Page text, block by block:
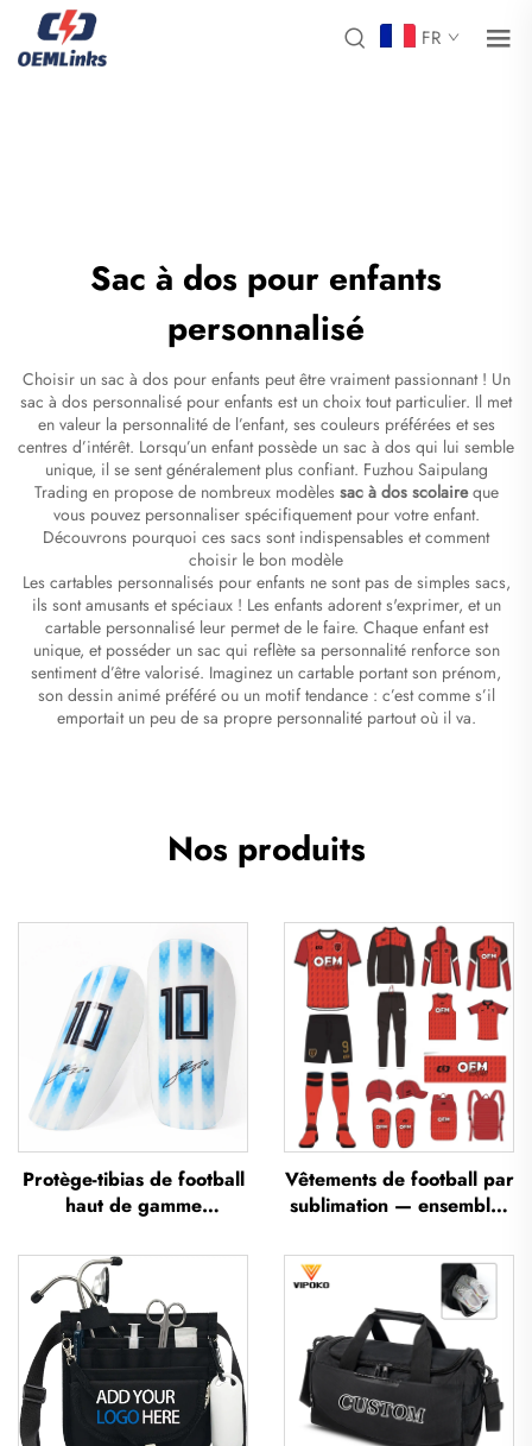
FR
Sac à dos pour enfants
personnalisé
Choisir un sac à dos pour enfants peut être vraiment passionnant ! Un
sac à dos personnalisé pour enfants est un choix tout particulier. Il met
en valeur la personnalité de l’enfant, ses couleurs préférées et ses
centres d’intérêt. Lorsqu’un enfant possède un sac à dos qui lui semble
unique, il se sent généralement plus confiant. Fuzhou Saipulang
Trading en propose de nombreux modèles sac à dos scolaireque
vous pouvez personnaliser spécifiquement pour votre enfant.
Découvrons pourquoi ces sacs sont indispensables et comment
choisir le bon modèle
Les cartables personnalisés pour enfants ne sont pas de simples sacs,
ils sont amusants et spéciaux ! Les enfants adorent s'exprimer, et un
cartable personnalisé leur permet de le faire. Chaque enfant est
unique, et posséder un sac qui reflète sa personnalité renforce son
sentiment d’être valorisé. Imaginez un cartable portant son prénom,
son dessin animé préféré ou un motif tendance : c’est comme s’il
emportait un peu de sa propre personnalité partout où il va.
Nos produits
Protège-tibias de football
haut de gamme
tibias pour football,
protections pour les
jambes, protège-tibias
pour football et soccer
Vêtements de football par
sublimation — ensembles
pour entraînement
masculin, sportswear de
football personnalisé,
uniforme d'équipe de
football